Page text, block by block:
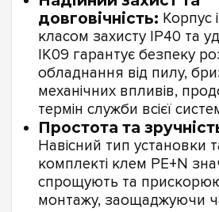
довговічність: Корпус
класом захисту IP40 та
IK09 гарантує безпеку
обладнання від пилу,
механічних впливів,
термін служби всієї
Простота та
Навісний тип установки
комплекті клем PE+N
спрощують та
монтажу, заощаджуючи